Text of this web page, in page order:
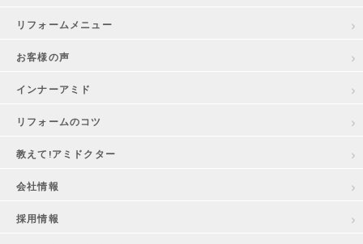
リフォームメニュー
お客様の声
インナーアミド
リフォームのコツ
教えて!アミドクター
会社情報
採用情報